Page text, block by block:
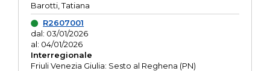
Barotti, Tatiana
R2607001
dal: 03/01/2026
al: 04/01/2026
Interregionale
Friuli Venezia Giulia: Sesto al Reghena (PN)